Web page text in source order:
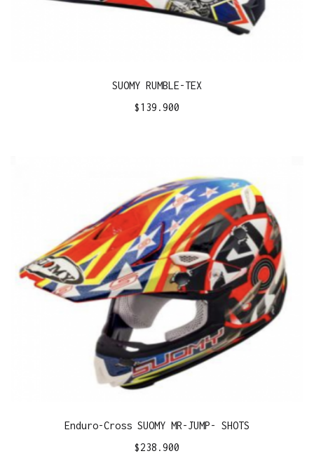
SUOMY RUMBLE-TEX
$139.900
Enduro-Cross SUOMY MR-JUMP- SHOTS
$238.900